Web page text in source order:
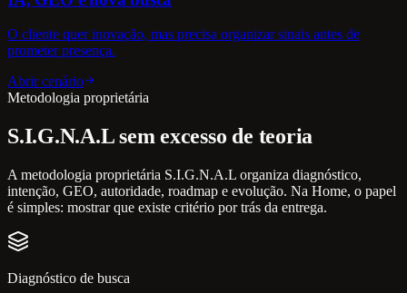
O cliente quer inovação, mas precisa organizar sinais antes de
prometer presença.
Abrir cenário
Metodologia proprietária
S.I.G.N.A.L sem excesso de teoria
A metodologia proprietária S.I.G.N.A.L organiza diagnóstico,
intenção, GEO, autoridade, roadmap e evolução. Na Home, o papel
é simples: mostrar que existe critério por trás da entrega.
Diagnóstico de busca